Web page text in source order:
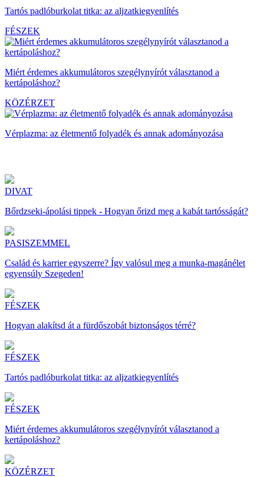
Tartós padlóburkolat titka: az aljzatkiegyenlítés
FÉSZEK
Miért érdemes akkumulátoros szegélynyírót választanod a
kertápoláshoz?
KÖZÉRZET
Vérplazma: az életmentő folyadék és annak adományozása
DIVAT
Bőrdzseki-ápolási tippek - Hogyan őrizd meg a kabát tartósságát?
PASISZEMMEL
Család és karrier egyszerre? Így valósul meg a munka-magánélet
egyensúly Szegeden!
FÉSZEK
Hogyan alakítsd át a fürdőszobát biztonságos térré?
FÉSZEK
Tartós padlóburkolat titka: az aljzatkiegyenlítés
FÉSZEK
Miért érdemes akkumulátoros szegélynyírót választanod a
kertápoláshoz?
KÖZÉRZET